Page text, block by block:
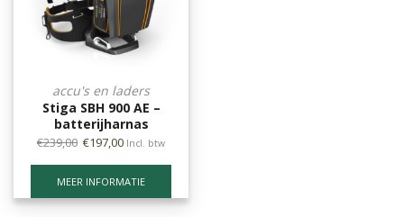
accu's en laders
Stiga SBH 900 AE –
batterijharnas
€239,00 €197,00 Incl. btw
MEER INFORMATIE